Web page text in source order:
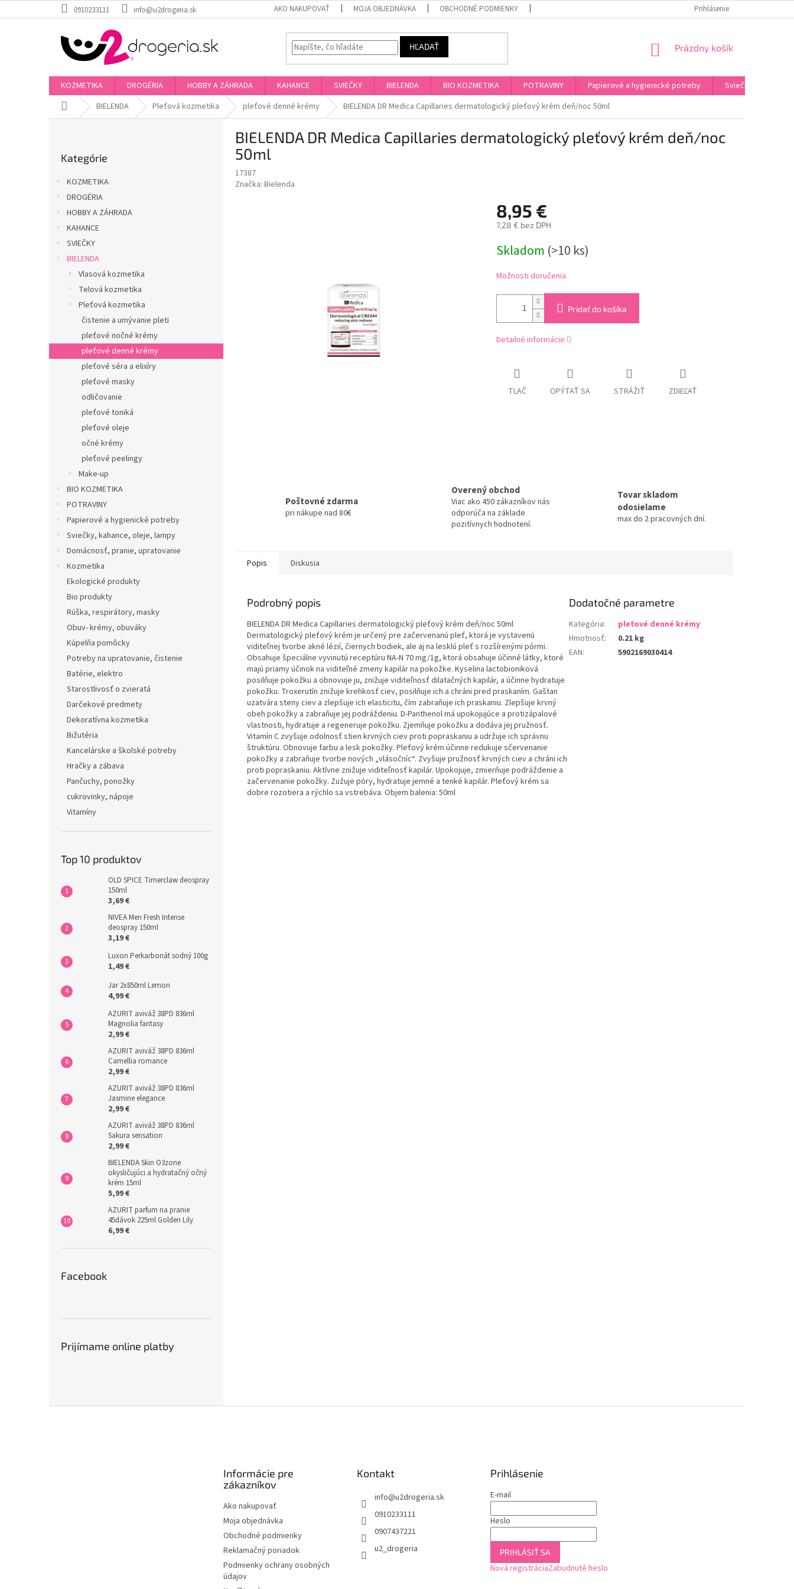
na
0910233111 info@u2drogeria.sk AKO NAKUPOVAŤ MOJA OBJEDNÁVKA OBCHODNÉ PODMIENKY PODMIENKY OCHRANY OSOBNÝCH ÚDAJOV
Prihlásenie
HĽADAŤ
NÁKUPNÝ
Prázdny košík
KOZMETIKA DROGÉRIA HOBBY A ZÁHRADA KAHANCE SVIEČKY BIELENDA BIO KOZMETIKA POTRAVINY Papierové a hygienické potreby
Sviečky, kahance,
DomovBIELENDA Pleťová kozmetika pleťové denné krémy BIELENDA DR Medica Capillaries dermatologický pleťový krém deň/noc 50ml
kategórie
Kategórie
KOZMETIKA
DROGÉRIA
HOBBY A ZÁHRADA
KAHANCE
SVIEČKY
BIELENDA
Vlasová kozmetika
Telová kozmetika
Pleťová kozmetika
čistenie a umývanie pleti
pleťové nočné krémy
pleťové denné krémy
pleťové séra a elixíry
pleťové masky
odličovanie
pleťové toniká
pleťové oleje
očné krémy
pleťové peelingy
Make-up
BIO KOZMETIKA
POTRAVINY
Papierové a hygienické potreby
Sviečky, kahance, oleje, lampy
Domácnosť, pranie, upratovanie
Kozmetika
Ekologické produkty
Bio produkty
Rúška, respirátory, masky
Obuv- krémy, obuváky
Kúpelňa pomôcky
Potreby na upratovanie, čistenie
Batérie, elektro
Starostlivosť o zvieratá
Darčekové predmety
Dekoratívna kozmetika
Bižutéria
Kancelárske a školské potreby
Hračky a zábava
Pančuchy, ponožky
cukrovinky, nápoje
Vitamíny
Top 10 produktov
OLD SPICE Timerclaw deospray
150ml
3,69 €
NIVEA Men Fresh Intense
deospray 150ml
3,19 €
Luxon Perkarbonát sodný 100g
1,49 €
Jar 2x850ml Lemon
4,99 €
AZURIT aviváž 38PD 836ml
Magnolia fantasy
2,99 €
AZURIT aviváž 38PD 836ml
Camellia romance
2,99 €
AZURIT aviváž 38PD 836ml
Jasmine elegance
2,99 €
AZURIT aviváž 38PD 836ml
Sakura sensation
2,99 €
BIELENDA Skin O3zone
okysličujúci a hydratačný očný
krém 15ml
5,99 €
AZURIT parfum na pranie
45dávok 225ml Golden Lily
6,99 €
Facebook
Prijímame online platby
BIELENDA DR Medica Capillaries dermatologický pleťový krém deň/noc
50ml
17387
Značka: Bielenda
8,95 €
7,28 € bez DPH
cena:
Skladom (>10 ks)
Možnosti doručenia
Pridať do košíka
Detailné informácie
TLAČ OPÝTAŤ SA STRÁŽIŤ ZDIEĽAŤ
Poštovné zdarma
pri nákupe nad 80€
Overený obchod
Viac ako 450 zákazníkov nás
odporúča na základe
pozitívnych hodnotení.
Tovar skladom
odosielame
max do 2 pracovných dní.
Popis Diskusia
Podrobný popis
BIELENDA DR Medica Capillaries dermatologický pleťový krém deň/noc 50ml
Dermatologický pleťový krém je určený pre začervenanú pleť, ktorá je vystavenú
viditeľnej tvorbe akné lézií, čiernych bodiek, ale aj na lesklú pleť s rozšírenými pórmi.
Obsahuje špeciálne vyvinutú receptúru NA-N 70 mg/1g, ktorá obsahuje účinné látky, ktoré
majú priamy účinok na viditeľné zmeny kapilár na pokožke. Kyselina lactobioniková
posilňuje pokožku a obnovuje ju, znižuje viditeľnosť dilatačných kapilár, a účinne hydratuje
pokožku. Troxerutín znižuje krehkosť ciev, posilňuje ich a chráni pred praskaním. Gaštan
uzatvára steny ciev a zlepšuje ich elasticitu, čím zabraňuje ich praskaniu. Zlepšuje krvný
obeh pokožky a zabraňuje jej podráždeniu. D-Panthenol má upokojujúce a protizápalové
vlastnosti, hydratuje a regeneruje pokožku. Zjemňuje pokožku a dodáva jej pružnosť.
Vitamín C zvyšuje odolnosť stien krvných ciev proti popraskaniu a udržuje ich správnu
štruktúru. Obnovuje farbu a lesk pokožky. Pleťový krém účinne redukuje sčervenanie
pokožky a zabraňuje tvorbe nových „vlásočníc“. Zvyšuje pružnosť krvných ciev a chráni ich
proti popraskaniu. Aktívne znižuje viditeľnosť kapilár. Upokojuje, zmierňuje podráždenie a
začervenanie pokožky. Zužuje póry, hydratuje jemné a tenké kapilár. Pleťový krém sa
dobre rozotiera a rýchlo sa vstrebáva. Objem balenia: 50ml
Dodatočné parametre
Kategória:
pleťové denné krémy
Hmotnosť:
0.21 kg
EAN: 5902169030414
Informácie pre
zákazníkov
Ako nakupovať
Moja objednávka
Obchodné podmienky
Reklamačný poriadok
Podmienky ochrany osobných
údajov
Kontakt
info@u2drogeria.sk
0910233111
0907437221
u2_drogeria
Prihlásenie
E-mail
Heslo
PRIHLÁSIŤ SA
Nová registráciaZabudnuté heslo